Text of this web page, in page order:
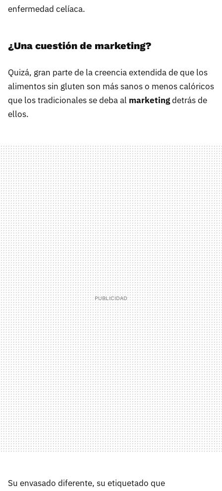
enfermedad celíaca.
¿Una cuestión de marketing?
Quizá, gran parte de la creencia extendida de que los
alimentos sin gluten son más sanos o menos calóricos
que los tradicionales se deba al marketingdetrás de
ellos.
Su envasado diferente, su etiquetado que